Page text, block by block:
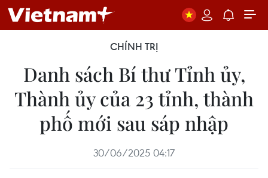
CHÍNH TRỊ
Danh sách Bí thư Tỉnh ủy,
Thành ủy của 23 tỉnh, thành
phố mới sau sáp nhập
30/06/2025 04:17